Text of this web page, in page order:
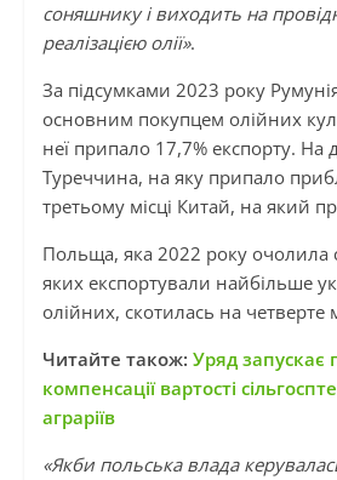
соняшнику і виходить на
реалізацією олії».
За підсумками 2023 року
основним покупцем олійних
неї припало 17,7% експорту. На
Туреччина, на яку припало
третьому місці Китай, на який
Польща, яка 2022 року очолила
яких експортували найбільше
олійних, скотилась на четверте
Читайте також: Уряд запускає
компенсації вартості
аграріїв
«Якби польська влада